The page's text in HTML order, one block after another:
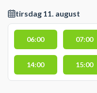
tirsdag 11. august
06:00 07:00
14:00 15:00